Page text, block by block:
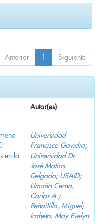
Anterior 1 Siguiente
Autor(es)
en la
Universidad
Francisco Gavidia;
Universidad Dr.
José Matías
Delgado; USAID;
Umaña Cerna,
Carlos A.;
Peñailillo, Miguel;
Iraheta, May Evelyn